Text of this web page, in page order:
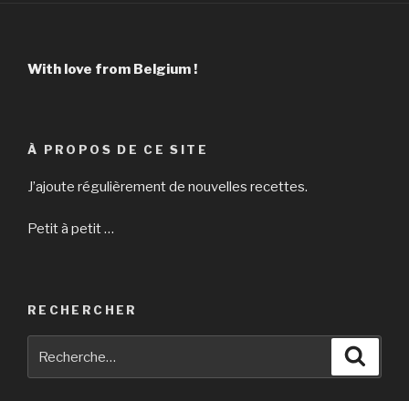
With love from Belgium !
À PROPOS DE CE SITE
J’ajoute régulièrement de nouvelles recettes.
Petit à petit …
RECHERCHER